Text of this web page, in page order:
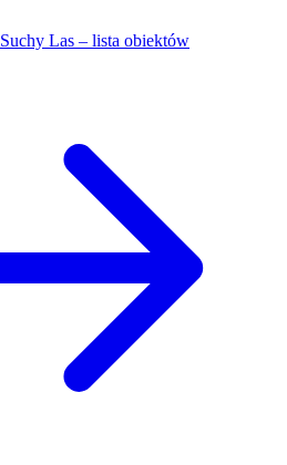
Las – lista obiektów